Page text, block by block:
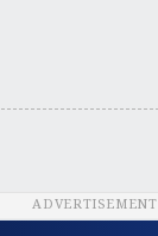
ADVERTISEMENT